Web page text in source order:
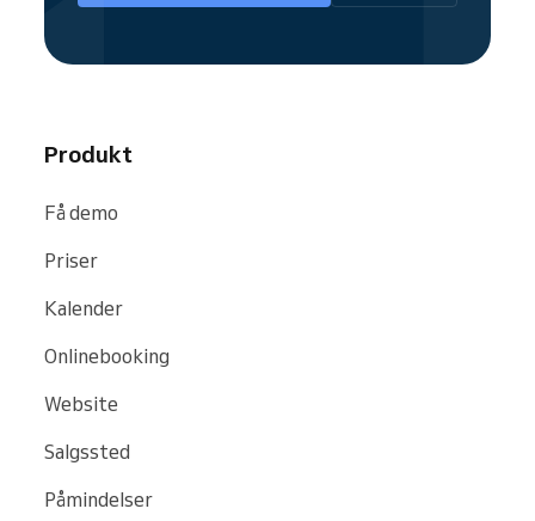
Produkt
Få demo
Priser
Kalender
Onlinebooking
Website
Salgssted
Påmindelser